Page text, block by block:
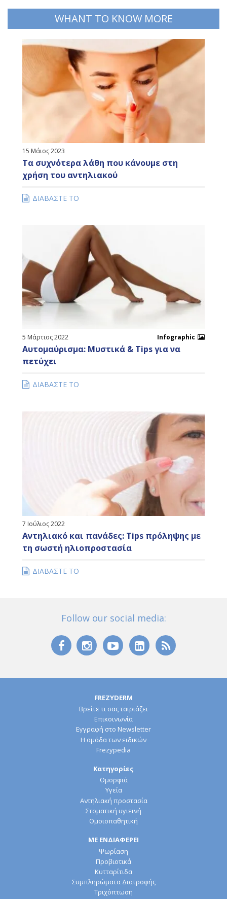
WHANT TO KNOW MORE
15 Μάιος 2023
Τα συχνότερα λάθη που κάνουμε στη
χρήση του αντηλιακού
ΔΙΑΒΑΣΤΕ ΤΟ
5 Μάρτιος 2022 Infographic
Αυτομαύρισμα: Μυστικά & Tips για να
πετύχει
ΔΙΑΒΑΣΤΕ ΤΟ
7 Ιούλιος 2022
Αντηλιακό και πανάδες: Tips πρόληψης με
τη σωστή ηλιοπροστασία
ΔΙΑΒΑΣΤΕ ΤΟ
Follow our social media:
FREZYDERM
Βρείτε τι σας ταιριάζει
Επικοινωνία
Εγγραφή στο Newsletter
Η ομάδα των ειδικών
Frezypedia
Κατηγορίες
Ομορφιά
Υγεία
Αντηλιακή προστασία
Στοματική υγιεινή
Ομοιοπαθητική
ΜΕ ΕΝΔΙΑΦΕΡΕΙ
Ψωρίαση
Προβιοτικά
Κυτταρίτιδα
Συμπληρώματα Διατροφής
Τριχόπτωση